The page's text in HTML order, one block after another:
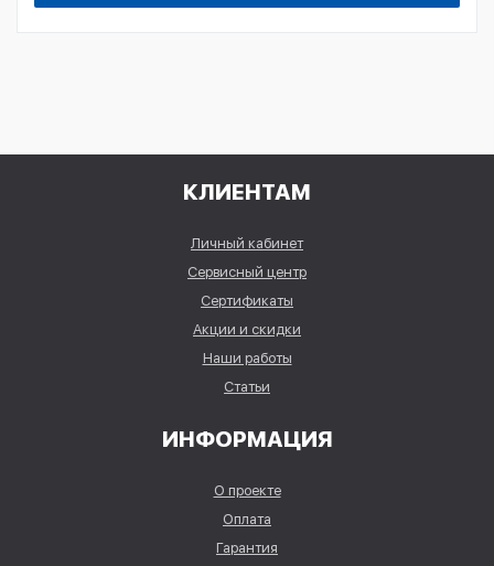
КЛИЕНТАМ
Личный кабинет
Сервисный центр
Сертификаты
Акции и скидки
Наши работы
Статьи
ИНФОРМАЦИЯ
О проекте
Оплата
Гарантия